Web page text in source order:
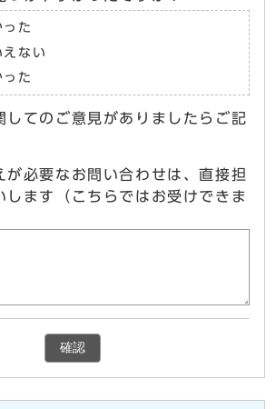
った
えない
った
してのご意見がありましたらご記
が必要なお問い合わせは、直接担
します（こちらではお受けできま
確認